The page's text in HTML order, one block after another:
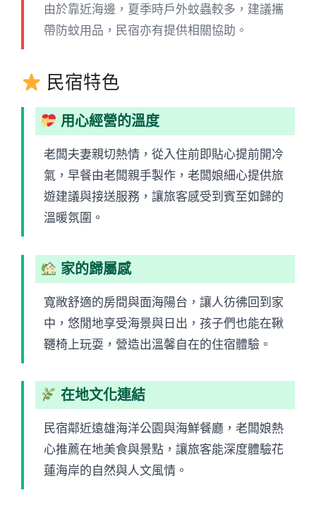
由於靠近海邊，夏季時戶外蚊蟲較多，建議攜
帶防蚊用品，民宿亦有提供相關協助。
民宿特色
用心經營的溫度
老闆夫妻親切熱情，從入住前即貼心提前開冷
氣，早餐由老闆親手製作，老闆娘細心提供旅
遊建議與接送服務，讓旅客感受到賓至如歸的
溫暖氛圍。
家的歸屬感
寬敞舒適的房間與面海陽台，讓人彷彿回到家
中，悠閒地享受海景與日出，孩子們也能在鞦
韆椅上玩耍，營造出溫馨自在的住宿體驗。
在地文化連結
民宿鄰近遠雄海洋公園與海鮮餐廳，老闆娘熱
心推薦在地美食與景點，讓旅客能深度體驗花
蓮海岸的自然與人文風情。